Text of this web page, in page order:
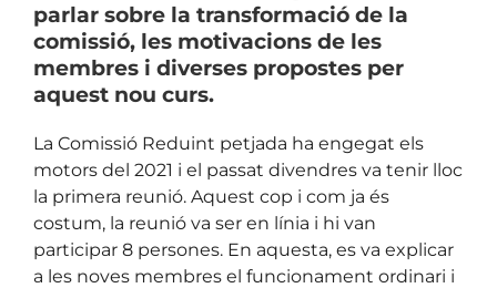
parlar sobre la transformació de la
comissió, les motivacions de les
membres i diverses propostes per
aquest nou curs.
La Comissió Reduint petjada ha engegat els
motors del 2021 i el passat divendres va tenir lloc
la primera reunió. Aquest cop i com ja és
costum, la reunió va ser en línia i hi van
participar 8 persones. En aquesta, es va explicar
a les noves membres el funcionament ordinari i